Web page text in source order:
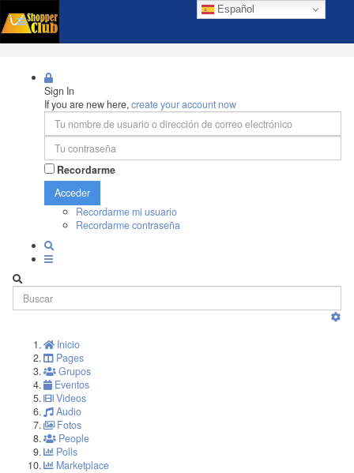
Español
Sign In
If you are new here,create your account now
Recordarme
Acceder
Recordarme mi usuario
Recordarme contraseña
Inicio
Pages
Grupos
Eventos
Videos
Audio
Fotos
People
Polls
Marketplace